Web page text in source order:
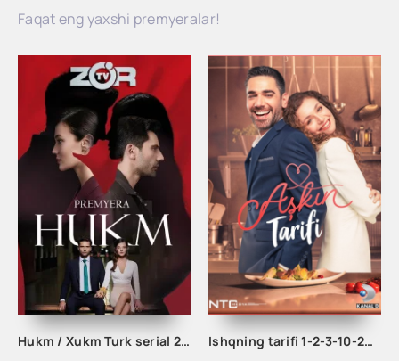
Faqat eng yaxshi premyeralar!
Hukm / Xukm Turk serial 203. 204. 205. 206. 207. 208. 209. 210. 211. 212. 213. 214. 215 Qism Uzbek tilida Hukim Xukim Barcha qismlari Ishqning tarifi 1-2-3-10-20-30-40-50-60-70-100 qism turk serial Uzbek tilida Barcha qismlar